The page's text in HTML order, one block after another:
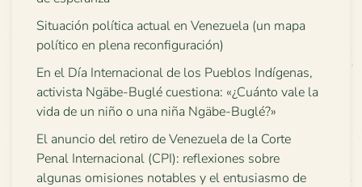
Situación política actual en Venezuela (un mapa
político en plena reconfiguración)
En el Día Internacional de los Pueblos Indígenas,
activista Ngäbe-Buglé cuestiona: «¿Cuánto vale la
vida de un niño o una niña Ngäbe-Buglé?»
El anuncio del retiro de Venezuela de la Corte
Penal Internacional (CPI): reflexiones sobre
algunas omisiones notables y el entusiasmo de